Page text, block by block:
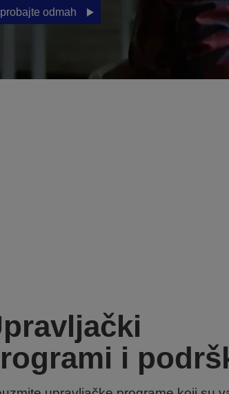
odmah
i